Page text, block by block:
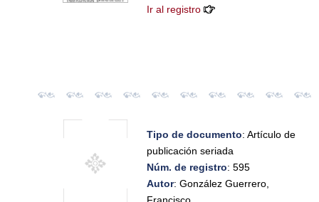
Ir al registro
Tipo de documento: Artículo de
publicación seriada
Núm. de registro: 595
Autor: González Guerrero,
Francisco